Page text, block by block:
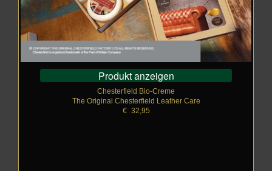
Produkt anzeigen
Chesterfield Bio-Creme
The Original Chesterfield Leather Care
€_ 32,95